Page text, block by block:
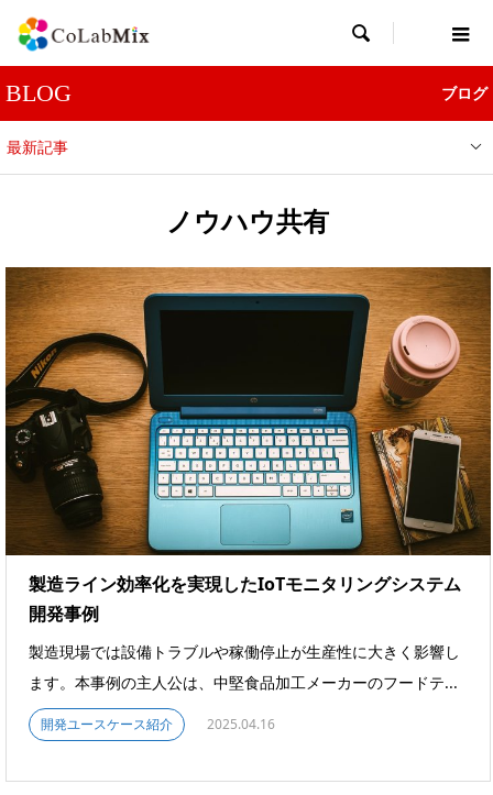

BLOG ブログ
最新記事
ノウハウ共有
製造ライン効率化を実現したIoTモニタリングシステム
開発事例
製造現場では設備トラブルや稼働停止が生産性に大きく影響し
ます。本事例の主人公は、中堅食品加工メーカーのフードテ...
開発ユースケース紹介 2025.04.16